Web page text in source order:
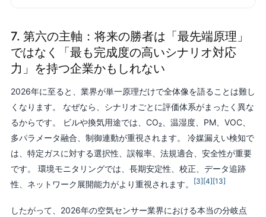
7. 第六の主軸：将来の勝者は「最先端原理」
ではなく「最も完成度の高いシナリオ対応
力」を持つ企業かもしれない
2026年に至ると、業界が単一原理だけで全体像を語ることは難し
くなります。 なぜなら、シナリオごとに評価体系がまったく異な
るからです。 ビルや換気用途では、CO₂、温湿度、PM、VOC、
多パラメータ融合、制御連動が重視されます。 冷媒漏えい検知で
は、特定ガスに対する選択性、誤報率、法規適合、安全性が重要
です。 環境モニタリングでは、長期安定性、校正、データ追跡
性、ネットワーク展開能力がより重視されます。
[3][4][13]
したがって、2026年の空気センサー業界における本当の分岐点